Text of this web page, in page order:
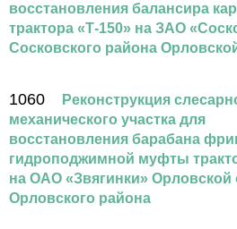
восстановления балансира
трактора «Т-150» на ЗАО
Сосковского района
1060
Реконструкция
механического участка для
восстановления барабана
гидроподжимной муфты
на ОАО «Звягинки» Орловской
Орловского района